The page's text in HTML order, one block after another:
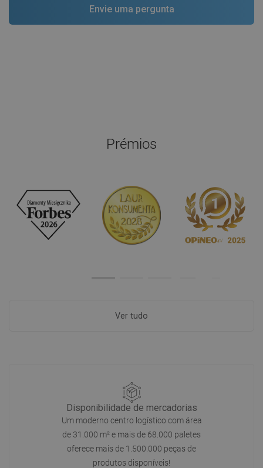
Prémios
Ver tudo
Disponibilidade de mercadorias
Um moderno centro logístico com área
de 31.000 m² e mais de 68.000 paletes
oferece mais de 1.500.000 peças de
produtos disponíveis!